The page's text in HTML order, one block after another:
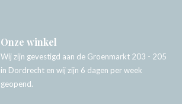
Onze winkel
Wij zijn gevestigd aan de Groenmarkt 203 - 205
in Dordrecht en wij zijn 6 dagen per week
geopend.